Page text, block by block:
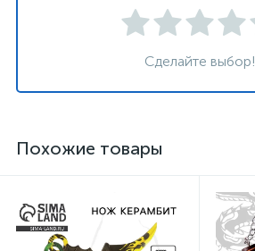
Сделайте выбор!
Похожие товары